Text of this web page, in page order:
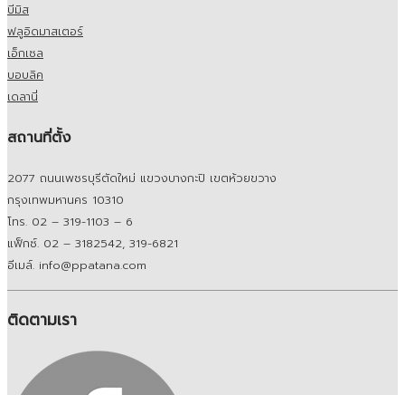
บีมิส
ฟลูอิดมาสเตอร์
เอ็กเซล
บอบลิค
เดลานี่
สถานที่ตั้ง
2077 ถนนเพชรบุรีตัดใหม่ แขวงบางกะปิ เขตห้วยขวาง
กรุงเทพมหานคร 10310
โทร. 02 – 319-1103 – 6
แฟ็กซ์. 02 – 3182542, 319-6821
อีเมล์. info@ppatana.com
ติดตามเรา